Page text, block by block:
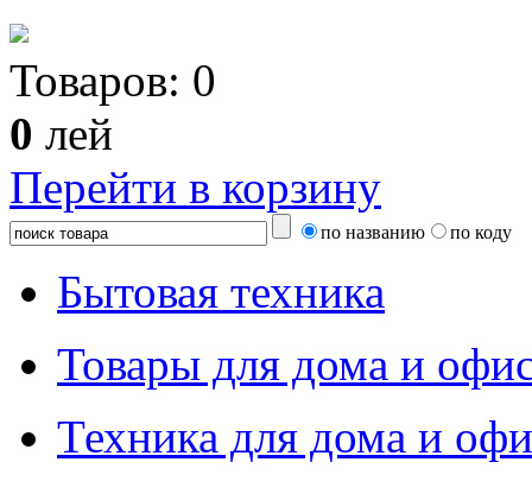
Товаров: 0
0 лей
Перейти в корзину
по названию по коду
Бытовая техника
Товары для дома и
Техника для дома и